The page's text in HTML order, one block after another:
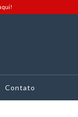
Contato